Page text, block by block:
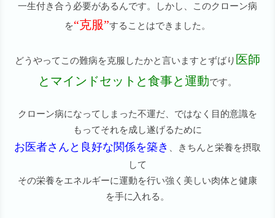
一生付き合う必要があるんです。しかし、このクローン病
を“克服”することはできました。
どうやってこの難病を克服したかと言いますとずばり 医師
とマインドセットと食事と運動です。
クローン病になってしまった不運だ、ではなく目的意識を
もってそれを成し遂げるために
お医者さんと良好な関係を築き
、きちんと栄養を摂取
して
その栄養をエネルギーに運動を行い強く美しい肉体と健康
を手に入れる。